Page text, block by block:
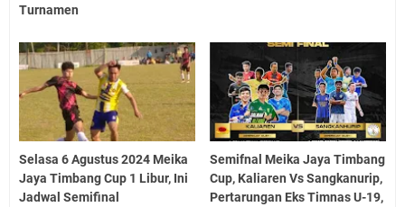
Turnamen
Selasa 6 Agustus 2024 Meika
Jaya Timbang Cup 1 Libur, Ini
Jadwal Semifinal
Semifnal Meika Jaya Timbang
Cup, Kaliaren Vs Sangkanurip,
Pertarungan Eks Timnas U-19,